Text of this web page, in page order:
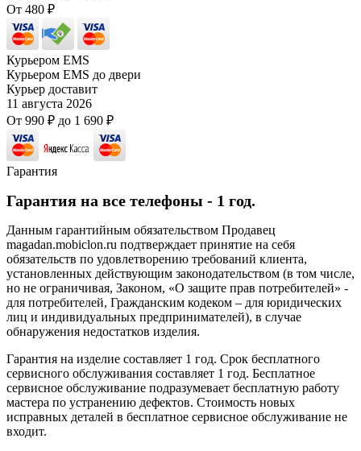
От 480 ₽
Курьером EMS
Курьером EMS до двери
Курьер доставит
11 августа 2026
От 990 ₽ до 1 690 ₽
Гарантия
Гарантия на все телефоны - 1 год.
Данным гарантийным обязательством Продавец
magadan.mobiclon.ru подтверждает принятие на себя
обязательств по удовлетворению требований клиента,
установленных действующим законодательством (в том числе,
но не ограничивая, Законом, «О защите прав потребителей» -
для потребителей, Гражданским кодеком – для юридических
лиц и индивидуальных предпринимателей), в случае
обнаружения недостатков изделия.
Гарантия на изделие составляет 1 год. Срок бесплатного
сервисного обслуживания составляет 1 год. Бесплатное
сервисное обслуживание подразумевает бесплатную работу
мастера по устранению дефектов. Стоимость новых
исправных деталей в бесплатное сервисное обслуживание не
входит.